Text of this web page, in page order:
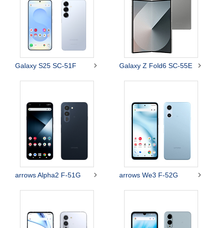
Galaxy S25 SC-51F  Galaxy Z Fold6 SC-55E 
arrows Alpha2 F-51G  arrows We3 F-52G 